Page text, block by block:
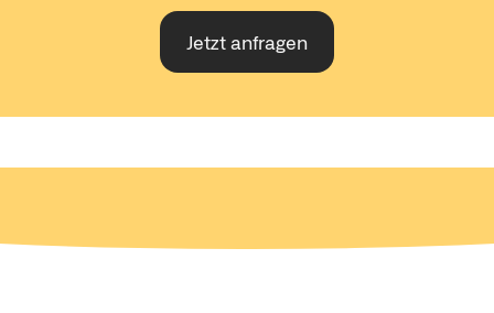
Jetzt anfragen